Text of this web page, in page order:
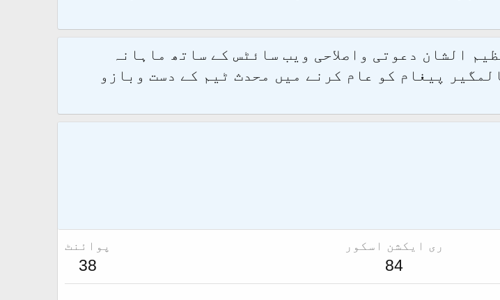
الشان دعوتی واصلاحی ویب سائٹس کے ساتھ ماہانہ
پیغام کو عام کرنے میں محدث ٹیم کے دست وبازو
ری ایکشن اسکور
84
پوائنٹ
38